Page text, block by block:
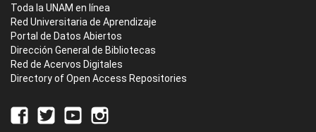
Toda la UNAM en línea
Red Universitaria de Aprendizaje
Portal de Datos Abiertos
Dirección General de Bibliotecas
Red de Acervos Digitales
Directory of Open Access Repositories